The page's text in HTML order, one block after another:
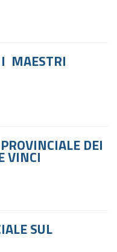
I MAESTRI
DEI
VINCI
SUL